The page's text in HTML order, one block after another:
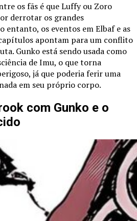
os fãs é que Luffy ou Zoro
derrotar os grandes
entanto, os eventos em Elbaf e as
apontam para um conflito
Gunko está sendo usada como
de Imu, o que torna
já que poderia ferir uma
em seu próprio corpo.
com Gunko e o